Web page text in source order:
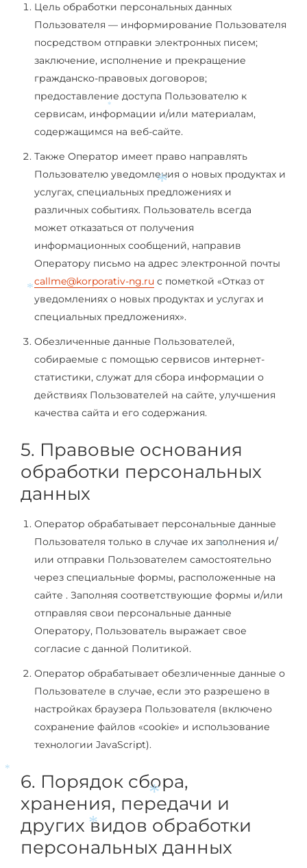
Цель обработки персональных данных
Пользователя — информирование Пользователя
посредством отправки электронных писем;
заключение, исполнение и прекращение
гражданско-правовых договоров;
предоставление доступа Пользователю к
сервисам, информации и/или материалам,
содержащимся на веб-сайте.
Также Оператор имеет право направлять
Пользователю уведомления о новых продуктах и
услугах, специальных предложениях и
различных событиях. Пользователь всегда
может отказаться от получения
информационных сообщений, направив
Оператору письмо на адрес электронной почты
callme@korporativ-ng.ru с пометкой «Отказ от
уведомлениях о новых продуктах и услугах и
специальных предложениях».
Обезличенные данные Пользователей,
собираемые с помощью сервисов интернет-
статистики, служат для сбора информации о
действиях Пользователей на сайте, улучшения
качества сайта и его содержания.
5. Правовые основания
обработки персональных
данных
Оператор обрабатывает персональные данные
Пользователя только в случае их заполнения и/
или отправки Пользователем самостоятельно
через специальные формы, расположенные на
сайте . Заполняя соответствующие формы и/или
отправляя свои персональные данные
Оператору, Пользователь выражает свое
согласие с данной Политикой.
Оператор обрабатывает обезличенные данные о
Пользователе в случае, если это разрешено в
настройках браузера Пользователя (включено
сохранение файлов «cookie» и использование
технологии JavaScript).
6. Порядок сбора,
хранения, передачи и
других видов обработки
персональных данных
*
*
*
*
*